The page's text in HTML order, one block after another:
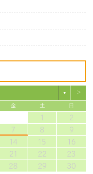
▼ >
金 土 日
1
2
7 8
9
14 15
16
21 22
23
28 29
30